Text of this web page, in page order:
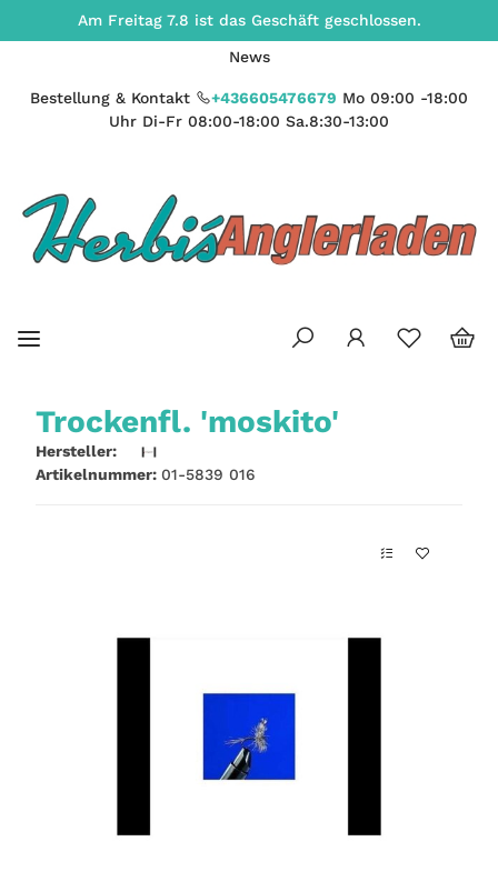
Am Freitag 7.8 ist das Geschäft geschlossen.
News
Bestellung & Kontakt +436605476679 Mo 09:00 -18:00
Uhr Di-Fr 08:00-18:00 Sa.8:30-13:00
Trockenfl. 'moskito'
Hersteller:
Artikelnummer: 01-5839 016